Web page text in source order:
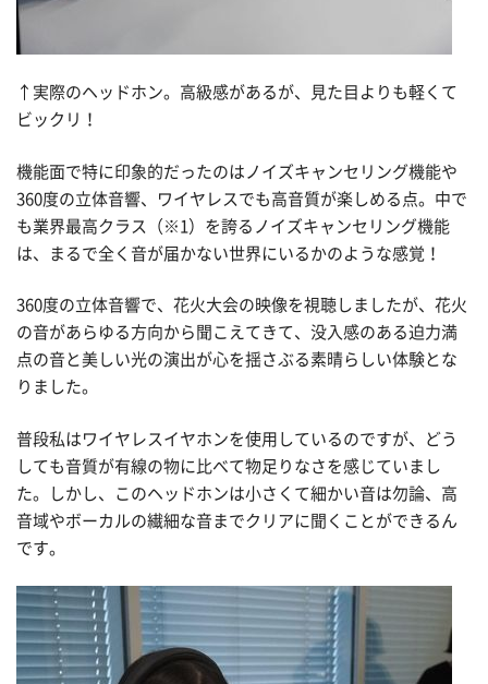
↑実際のヘッドホン。高級感があるが、見た目よりも軽くて
ビックリ！
機能面で特に印象的だったのはノイズキャンセリング機能や
360度の立体音響、ワイヤレスでも高音質が楽しめる点。中で
も業界最高クラス（※1）を誇るノイズキャンセリング機能
は、まるで全く音が届かない世界にいるかのような感覚！
360度の立体音響で、花火大会の映像を視聴しましたが、花火
の音があらゆる方向から聞こえてきて、没入感のある迫力満
点の音と美しい光の演出が心を揺さぶる素晴らしい体験とな
りました。
普段私はワイヤレスイヤホンを使用しているのですが、どう
しても音質が有線の物に比べて物足りなさを感じていまし
た。しかし、このヘッドホンは小さくて細かい音は勿論、高
音域やボーカルの繊細な音までクリアに聞くことができるん
です。